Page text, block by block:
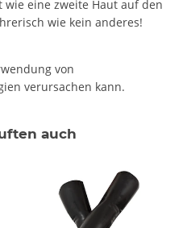
eine zweite Haut auf den
wie kein anderes!
von
verursachen kann.
auch